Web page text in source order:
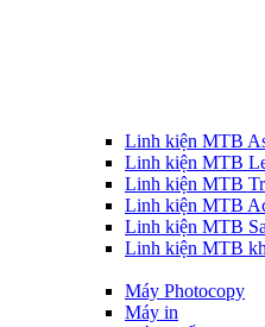
Linh kiện MTB
Linh kiện MTB
Linh kiện MTB
Linh kiện MTB
Linh kiện MTB
Linh kiện MTB
Máy Photocopy
Máy in